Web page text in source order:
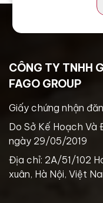
CÔNG TY TNHH
FAGO GROUP
Giấy chứng nhận
Do Sở Kế Hoạch Và
ngày 29/05/2019
Địa chỉ: 2A/51/102
xuân, Hà Nội, Việt